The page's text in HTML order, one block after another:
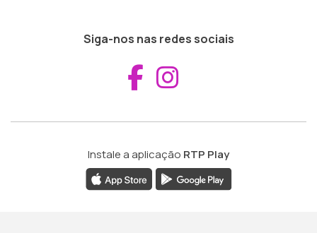
Siga-nos nas redes sociais
Aceder ao
Instale a aplicação RTP Play